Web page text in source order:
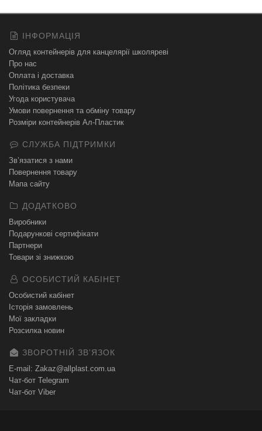
ІНФОРМАЦІЯ
Огляд контейнерів для канцелярії школяреві
Про нас
Оплата і доставка
Політика безпеки
Угода користувача
Умови повернення та обміну товару
Розміри контейнерів Ал-Пластик
СЛУЖБА ПІДТРИМКИ
Зв’язатися з нами
Повернення товару
Мапа сайту
ДОДАТКОВО
Виробники
Подарункові сертифікати
Партнери
Товари зі знижкою
ОСОБИСТИЙ КАБІНЕТ
Особистий кабінет
Історія замовлень
Мої закладки
Розсилка новин
ЗВОРОТНІЙ ЗВʼЯЗОК
E-mail: Zakaz@allplast.com.ua
Чат-бот Telegram
Чат-бот Viber